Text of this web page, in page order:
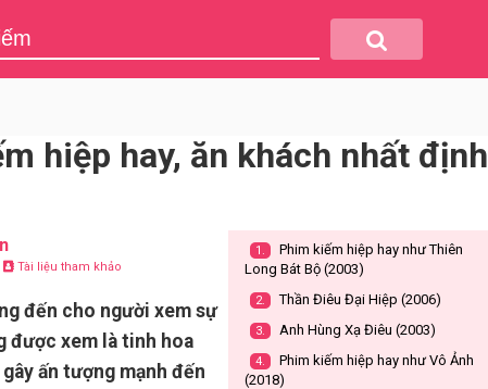
hiệp hay, ăn khách nhất định
Tài liệu tham khảo
đến cho người xem sự
được xem là tinh hoa
ấn tượng mạnh đến
1.
Phim kiếm hiệp hay như Thiên
Long Bát Bộ (2003)
2. Thần Điêu Đại Hiệp (2006)
3. Anh Hùng Xạ Điêu (2003)
4.
Phim kiếm hiệp hay như Vô Ảnh
(2018)